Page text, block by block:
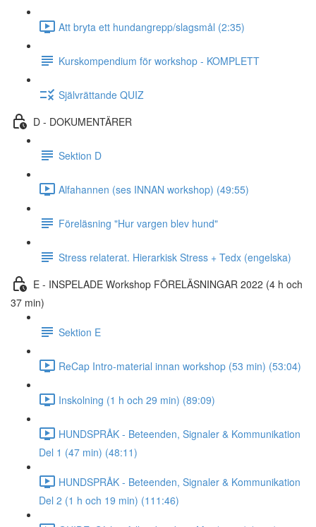
Att bryta ett hundangrepp/slagsmål (2:35)
Kurskompendium för workshop - KOMPLETT
Självrättande QUIZ
D - DOKUMENTÄRER
Sektion D
Alfahannen (ses INNAN workshop) (49:55)
Föreläsning "Hur vargen blev hund"
Stress relaterat. Hierarkisk Stress + Tedx (engelska)
E - INSPELADE Workshop FÖRELÄSNINGAR 2022 (4 h och
37 min)
Sektion E
ReCap Intro-material innan workshop (53 min) (53:04)
Inskolning (1 h och 29 min) (89:09)
HUNDSPRÅK - Beteenden, Signaler & Kommunikation
Del 1 (47 min) (48:11)
HUNDSPRÅK - Beteenden, Signaler & Kommunikation
Del 2 (1 h och 19 min) (111:46)